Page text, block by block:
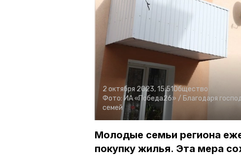
2 октября 2023, 15:51Общество
Фото:ИА «Победа26» / Благодаря
семей
Молодые семьи региона
покупку жилья. Эта мера